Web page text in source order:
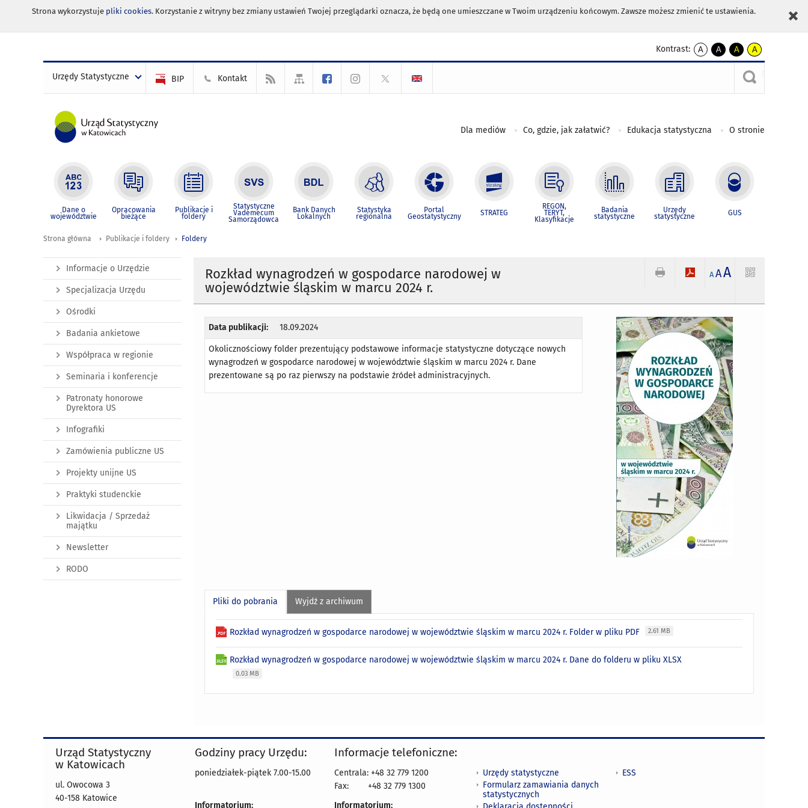
Strona wykorzystuje pliki cookies. Korzystanie z witryny bez zmiany ustawień Twojej przeglądarki oznacza, że będą one umieszczane w Twoim urządzeniu końcowym. Zawsze możesz zmienić te ustawienia.
Kontrast:
A
kontrast
A
kontrast
czarnym
A
kontrast
żółty
tekst
czarnym
A
kontrast
czarny
tekst
żółtym
Urzędy Statystyczne BIP Kontakt
Dla mediów Co, gdzie, jak załatwić? Edukacja statystyczna O stronie
Dane o
województwie
Opracowania
bieżące
Publikacje i
foldery
Statystyczne
Vademecum
Samorządowca
Bank Danych
Lokalnych
Statystyka
regionalna
Portal
Geostatystyczny STRATEG
REGON,
TERYT,
Klasyfikacje
Badania
statystyczne
Urzędy
statystyczne GUS
Strona główna Publikacje i foldery Foldery
Rozkład wynagrodzeń w gospodarce narodowej w
województwie śląskim w marcu 2024 r.
A AA
Data publikacji: 18.09.2024
Okolicznościowy folder prezentujący podstawowe informacje statystyczne dotyczące nowych
wynagrodzeń w gospodarce narodowej w województwie śląskim w marcu 2024 r. Dane
prezentowane są po raz pierwszy na podstawie źródeł administracyjnych.
Pliki do pobrania Wyjdź z archiwum
Rozkład wynagrodzeń w gospodarce narodowej w województwie śląskim w marcu 2024 r. Folder w pliku PDF 2.61 MB
Rozkład wynagrodzeń w gospodarce narodowej w województwie śląskim w marcu 2024 r. Dane do folderu w pliku XLSX
0.03 MB
Informacje o Urzędzie
Specjalizacja Urzędu
Ośrodki
Badania ankietowe
Współpraca w regionie
Seminaria i konferencje
Patronaty honorowe
Dyrektora US
Infografiki
Zamówienia publiczne US
Projekty unijne US
Praktyki studenckie
Likwidacja / Sprzedaż
majątku
Newsletter
RODO
Urząd Statystyczny
w Katowicach
ul. Owocowa 3
40-158 Katowice
Godziny pracy Urzędu:
poniedziałek-piątek 7.00-15.00
Informatorium:
Informacje telefoniczne:
Centrala: +48 32 779 1200
Fax:
+48 32 779 1300
Informatorium:
Urzędy statystyczne
Formularz zamawiania danych
statystycznych
ESS